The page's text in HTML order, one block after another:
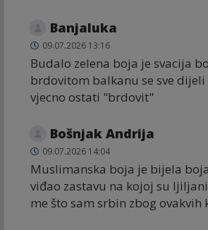
Banjaluka
09.07.2026 13:16
Budalo zelena boja je svacija
brdovitom balkanu se sve dijeli
vjecno ostati "brdovit"
Bošnjak Andrija
09.07.2026 14:04
Muslimanska boja je bijela
viđao zastavu na kojoj su
me što sam srbin zbog ovakvih